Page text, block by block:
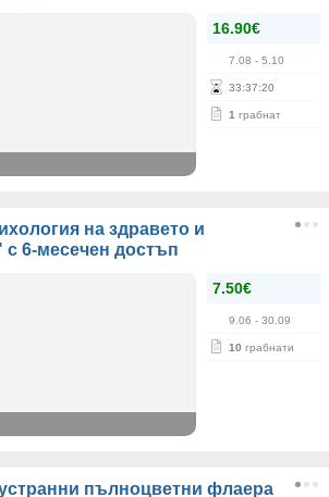
16.90€
7.08 - 5.10
33:37:19
1 грабнат
на здравето и
с 6-месечен достъп
7.50€
9.06 - 30.09
10 грабнати
пълноцветни флаера